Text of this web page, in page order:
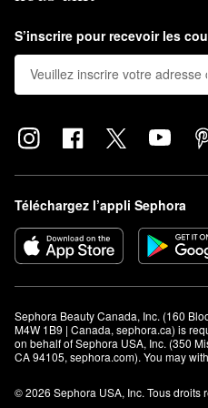
pour tonifier et définir votre
votre meilleur égoportrait à ce jour.
S’inscrire pour recevoir les
Téléchargez l’appli Sephora
Sephora Beauty Canada, Inc. (160
M4W 1B9 | Canada, sephora.ca) is
on behalf of Sephora USA, Inc. (350
CA 94105, sephora.com). You may
© 2026 Sephora USA, Inc. Tous droits